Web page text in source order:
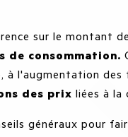
sur le montant
de consommation.
à l'augmentation
des prix liées à la
généraux pour